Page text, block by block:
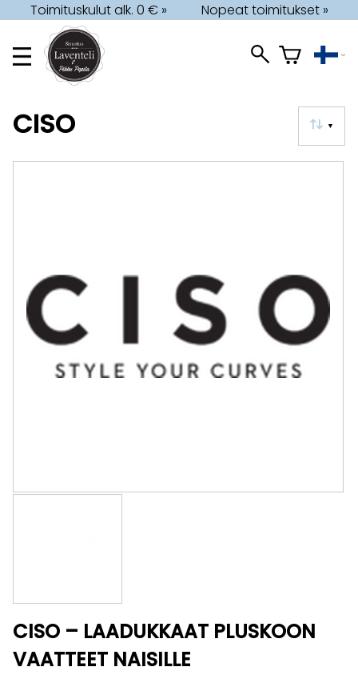
Toimituskulut alk. 0 € » Nopeat toimitukset »
▼
CISO
CISO – LAADUKKAAT PLUSKOON
VAATTEET NAISILLE